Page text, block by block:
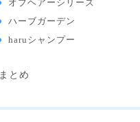
オブヘアーシリーズ
ハーブガーデン
haruシャンプー
まとめ